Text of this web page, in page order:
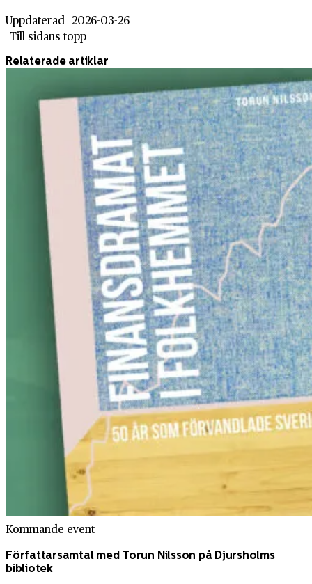
Uppdaterad 2026-03-26
Till sidans topp
Relaterade artiklar
Kommande event
Författarsamtal med Torun Nilsson på Djursholms
bibliotek